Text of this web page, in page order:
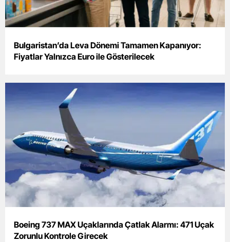
Isparta
İstanbul
Kayseri
Kırklareli
Kırşehir
Kocaeli
Konya
Bulgaristan’da Leva Dönemi Tamamen Kapanıyor:
Fiyatlar Yalnızca Euro ile Gösterilecek
Boeing 737 MAX Uçaklarında Çatlak Alarmı: 471 Uçak
Zorunlu Kontrole Girecek